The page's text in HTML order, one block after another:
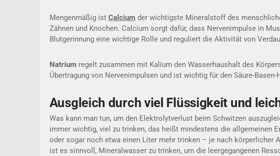
Mengenmäßig ist Calciumder wichtigste Mineralstoff des
Zähnen und Knochen. Calcium sorgt dafür, dass Nervenimpulse in
Blutgerinnung eine wichtige Rolle und reguliert die Aktivität von
Natriumregelt zusammen mit Kalium den Wasserhaushalt des
Übertragung von Nervenimpulsen und ist wichtig für den Säure-Basen-
Ausgleich durch viel Flüssigkeit und
Was kann man tun, um den Elektrolytverlust beim Schwitzen
immer wichtig, viel zu trinken, das heißt mindestens die allgemeinen
oder sogar noch etwa einen Liter mehr trinken – je nach körperlicher
ist es sinnvoll, Mineralwasser zu trinken, um die leergegangenen